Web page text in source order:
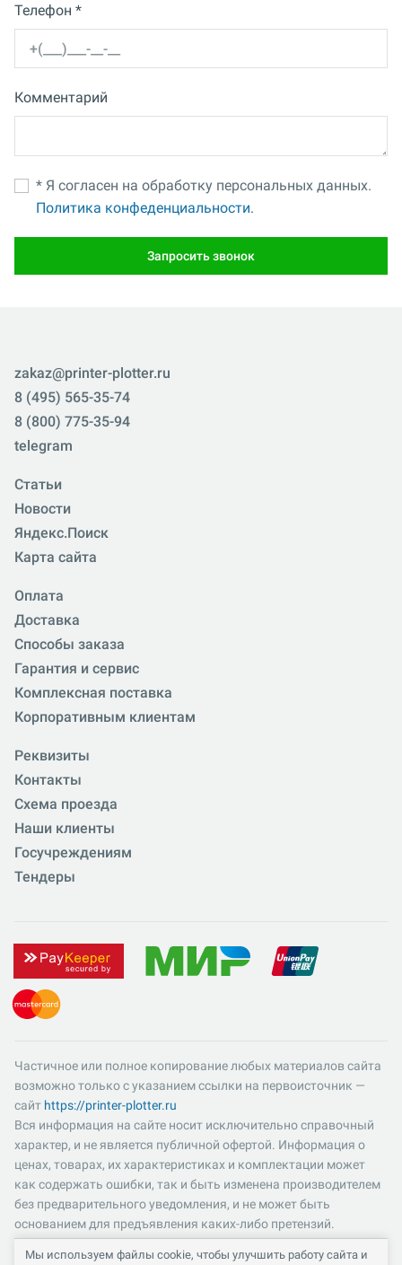
Телефон *
Комментарий
* Я согласен на обработку персональных данных.
Политика конфеденциальности.
Запросить звонок
zakaz@printer-plotter.ru
8 (495) 565-35-74
8 (800) 775-35-94
telegram
Статьи
Новости
Яндекс.Поиск
Карта сайта
Оплата
Доставка
Способы заказа
Гарантия и сервис
Комплексная поставка
Корпоративным клиентам
Реквизиты
Контакты
Схема проезда
Наши клиенты
Госучреждениям
Тендеры
Частичное или полное копирование любых материалов сайта
возможно только с указанием ссылки на первоисточник —
сайт https://printer-plotter.ru
Вся информация на сайте носит исключительно справочный
характер, и не является публичной офертой. Информация о
ценах, товарах, их характеристиках и комплектации может
как содержать ошибки, так и быть изменена производителем
без предварительного уведомления, и не может быть
основанием для предъявления каких-либо претензий.
Пожалуйста, уточняйте существенные для вас характеристики
Мы используем файлы cookie, чтобы улучшить работу сайта и